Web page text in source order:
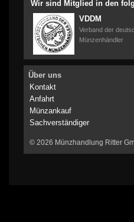
Wir sind Mitglied in den
VDDM
Verband der
Münzenhändler
Über uns
Kontakt
Anfahrt
Münzankauf
Sachverständiger
© 2026 Münzhandlung Ritter